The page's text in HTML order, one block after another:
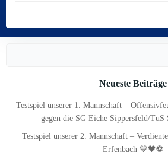
Neueste Beiträge
Testspiel unserer 1. Mannschaft –
gegen die SG Eiche Sippersfeld/TuS
Testspiel unserer 2. Mannschaft –
Erfenbach 💙🖤⚽